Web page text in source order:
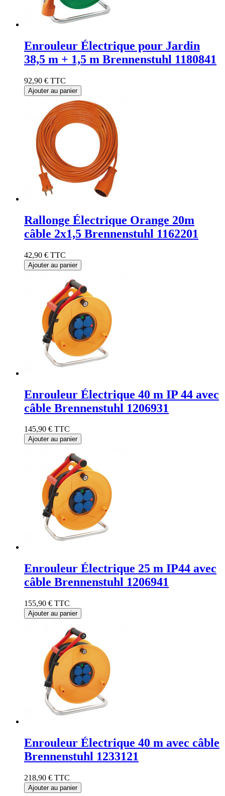
Enrouleur Électrique pour Jardin
38,5 m + 1,5 m Brennenstuhl 1180841
92,90 € TTC
Ajouter au panier
Rallonge Électrique Orange 20m
câble 2x1,5 Brennenstuhl 1162201
42,90 € TTC
Ajouter au panier
Enrouleur Électrique 40 m IP 44 avec
câble Brennenstuhl 1206931
145,90 € TTC
Ajouter au panier
Enrouleur Électrique 25 m IP44 avec
câble Brennenstuhl 1206941
155,90 € TTC
Ajouter au panier
Enrouleur Électrique 40 m avec câble
Brennenstuhl 1233121
218,90 € TTC
Ajouter au panier